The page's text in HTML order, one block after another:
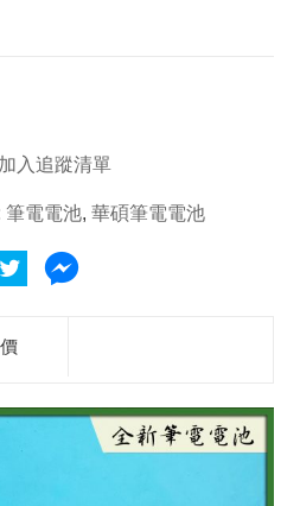
加入追蹤清單
筆電電池,華碩筆電電池